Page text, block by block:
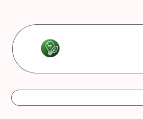
content
L
e
s
astuces